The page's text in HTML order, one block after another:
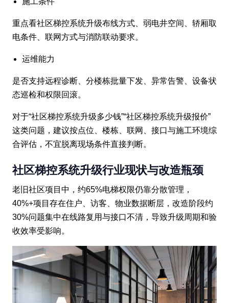
重点看社区梯控系统升级布线方式、弱电井空间、轿厢取
电条件、联网方式与消防联动要求。
运维能力
是否支持远程诊断、分楼栋批量下发、异常告警、设备状
态巡检和权限回滚。
对于“社区梯控系统升级多少钱”“社区梯控系统升级报价”
这类问题，建议按点位、楼栋、联网、接口与施工环境综
合评估，不宜脱离现场条件直接判断。
社区梯控系统升级行业现状与改造瓶颈
老旧社区项目中，约65%电梯权限仍靠分散管理，
40%+项目存在住户、访客、物业数据断层，改造阶段约
30%问题集中在线路复用与接口不清，导致升级周期和验
收效率受影响。